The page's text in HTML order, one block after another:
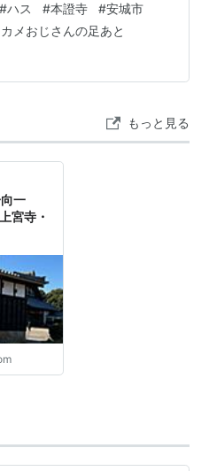
渡って土手を下り、小川橋
寺です。三河一向一揆で有
分もかかりません。ハスは
め見頃を迎えています。か
のハスに魅了されたの…
#ハス #本證寺 #安城市
メおじさんの足あと
もっと見る
一
宮寺・